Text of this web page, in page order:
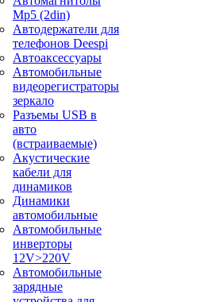
Mp5 (2din)
Автодержатели для
телефонов Deespi
Автоаксессуары
Автомобильные
видеорегистраторы
зеркало
Разъемы USB в
авто
(встраиваемые)
Акустические
кабели для
динамиков
Динамики
автомобильные
Автомобильные
инверторы
12V>220V
Автомобильные
зарядные